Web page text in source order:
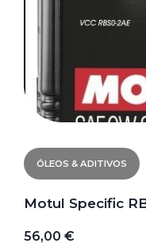
ÓLEOS & ADITIVOS
Motul Specific
56,00 €